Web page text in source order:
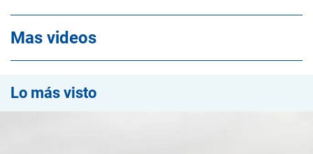
Mas videos
Lo más visto